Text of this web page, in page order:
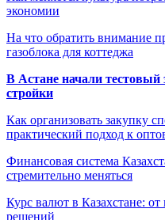
экономии
На что обратить внимание
газоблока для коттеджа
В Астане начали тестовый
стройки
Как организовать закупку
практический подход к
Финансовая система
стремительно меняться
Курс валют в Казахстане:
решений